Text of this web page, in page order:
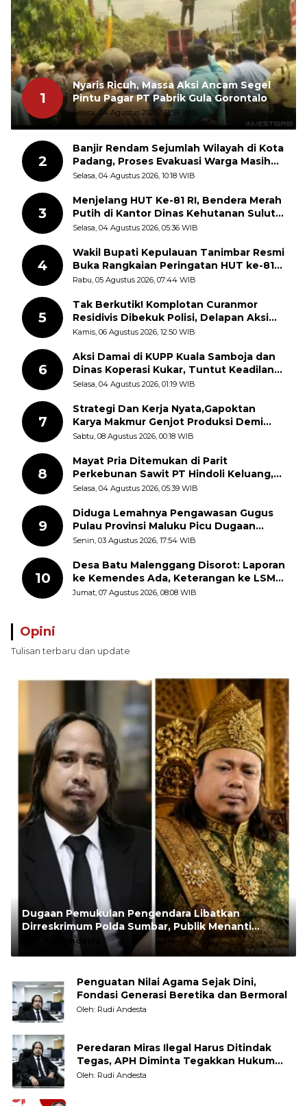
1
Nyaris Ricuh, Massa Aksi Ancam Segel
Pintu Pagar PT Pabrik Gula Gorontalo
Selasa, 04 Agustus 2026, 07:59 WIB
2
Banjir Rendam Sejumlah Wilayah di Kota
Padang, Proses Evakuasi Warga Masih
Berlangsung
Selasa, 04 Agustus 2026, 10:18 WIB
3
Menjelang HUT Ke-81 RI, Bendera Merah
Putih di Kantor Dinas Kehutanan Sulut
Disorot Warga
Selasa, 04 Agustus 2026, 05:36 WIB
4
Wakil Bupati Kepulauan Tanimbar Resmi
Buka Rangkaian Peringatan HUT ke-81
Kemerdekaan RI, ASN Diajak Perkuat
Rabu, 05 Agustus 2026, 07:44 WIB
5
Tak Berkutik! Komplotan Curanmor
Residivis Dibekuk Polisi, Delapan Aksi
Curanmor Di Candipuro Terungkap
Kamis, 06 Agustus 2026, 12:50 WIB
6
Aksi Damai di KUPP Kuala Samboja dan
Dinas Koperasi Kukar, Tuntut Keadilan
dan Kesempatan Kerja yang Adil
Selasa, 04 Agustus 2026, 01:19 WIB
7
Strategi Dan Kerja Nyata,Gapoktan
Karya Makmur Genjot Produksi Demi
Swasembada Pangan
Sabtu, 08 Agustus 2026, 00:18 WIB
8
Mayat Pria Ditemukan di Parit
Perkebunan Sawit PT Hindoli Keluang,
Polisi Selidiki Penyebab Kematian
Selasa, 04 Agustus 2026, 05:39 WIB
9
Diduga Lemahnya Pengawasan Gugus
Pulau Provinsi Maluku Picu Dugaan
Pungli terhadap Nelayan Bale-Bale di
Senin, 03 Agustus 2026, 17:54 WIB
10
Desa Batu Malenggang Disorot: Laporan
ke Kemendes Ada, Keterangan ke LSM
GMAS Berbeda
Jumat, 07 Agustus 2026, 08:08 WIB
Opini
Tulisan terbaru dan update
Dugaan Pemukulan Pengendara Libatkan
Dirreskrimum Polda Sumbar, Publik Menanti
Penegakan Hukum yang Transparan
Rudi Andesta
Penguatan Nilai Agama Sejak Dini,
Fondasi Generasi Beretika dan Bermoral
Oleh: Rudi Andesta
Peredaran Miras Ilegal Harus Ditindak
Tegas, APH Diminta Tegakkan Hukum
Tanpa Pandang Bulu
Oleh: Rudi Andesta